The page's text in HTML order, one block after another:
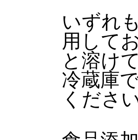
いずれ
用して
と溶け
冷蔵庫
くださ